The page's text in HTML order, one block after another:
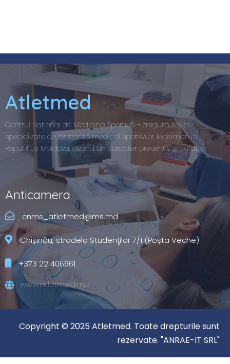
Atletmed
Centrul Național de Medicină Sportivă – asigură sevicii
specializate de asistență medical sportivilor legitimați în
Republica Moldova, având un caracter preventiv și curativ.
Anticamera
cnms_atletmed@ms.md
Chișinău, stradela Studenţilor 7/1 (Poșta Veche)
+373 22 406661
www.atletmed.md
Copyright © 2025 Atletmed. Toate drepturile sunt
rezervate. "ANRAE-IT SRL"